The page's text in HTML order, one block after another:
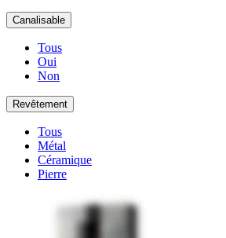
Canalisable
Tous
Oui
Non
Revêtement
Tous
Métal
Céramique
Pierre